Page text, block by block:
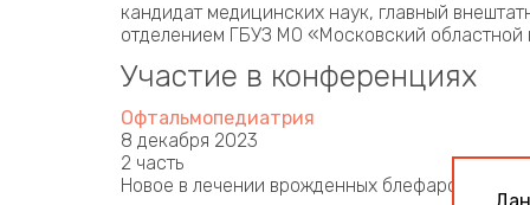
кандидат медицинских наук, главный
отделением ГБУЗ МО «Московский областной
Участие в конференциях
Офтальмопедиатрия
8 декабря 2023
2 часть
Новое в лечении врожденных блефароптозов